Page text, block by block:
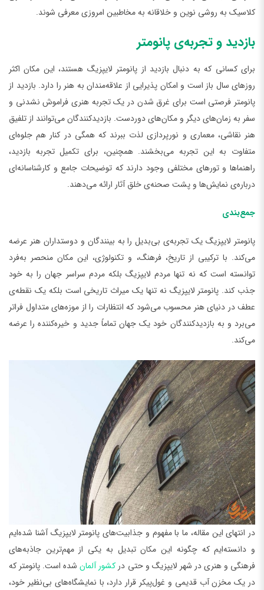
کلاسیک به روشی نوین و خلاقانه به مخاطبین امروزی معرفی شوند.
بازدید و تجربه‌ی پانومتر
برای کسانی که به دنبال بازدید از پانومتر لایپزیگ هستند، این مکان اکثر
روزهای سال باز است و امکان پذیرایی از علاقه‌مندان به هنر را دارد. بازدید از
پانومتر فرصتی است برای غرق شدن در یک تجربه هنری فراموش نشدنی و
سفر به زمان‌های دیگر و مکان‌های دوردست. بازدیدکنندگان می‌توانند از تلفیق
هنر نقاشی، معماری و نورپردازی لذت ببرند که همگی در کنار هم جلوه‌ای
متفاوت به این تجربه می‌بخشند. همچنین، برای تکمیل تجربه بازدید،
راهنماها و تورهای مختلفی وجود دارند که توضیحات جامع و کارشناسانه‌ای
درباره‌ی نمایش‌ها و پشت صحنه‌ی خلق آثار ارائه می‌دهند.
جمع‌بندی
پانومتر لایپزیگ یک تجربه‌ی بی‌بدیل را به بینندگان و دوستداران هنر عرضه
می‌کند. با ترکیبی از تاریخ، فرهنگ، و تکنولوژی، این مکان منحصر به‌فرد
توانسته است که نه تنها مردم لایپزیگ بلکه مردم سراسر جهان را به خود
جذب کند. پانومتر لایپزیگ نه تنها یک میراث تاریخی است بلکه یک نقطه‌ی
عطف در دنیای هنر محسوب می‌شود که انتظارات را از موزه‌های متداول فراتر
می‌برد و به بازدیدکنندگان خود یک جهان تماماً جدید و خیره‌کننده را عرضه
می‌کند.
در انتهای این مقاله، ما با مفهوم و جذابیت‌های پانومتر لایپزیگ آشنا شده‌ایم
و دانسته‌ایم که چگونه این مکان تبدیل به یکی از مهم‌ترین جاذبه‌های
فرهنگی و هنری در شهر لایپزیگ و حتی درکشور آلمانشده است. پانومتر که
در یک مخزن آب قدیمی و غول‌پیکر قرار دارد، با نمایشگاه‌های بی‌نظیر خود،